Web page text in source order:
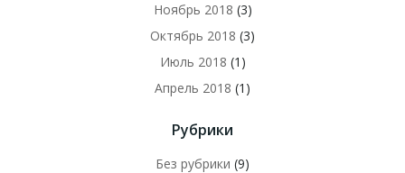
Ноябрь 2018 (3)
Октябрь 2018 (3)
Июль 2018 (1)
Апрель 2018 (1)
Рубрики
Без рубрики (9)